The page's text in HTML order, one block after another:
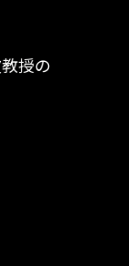
授の